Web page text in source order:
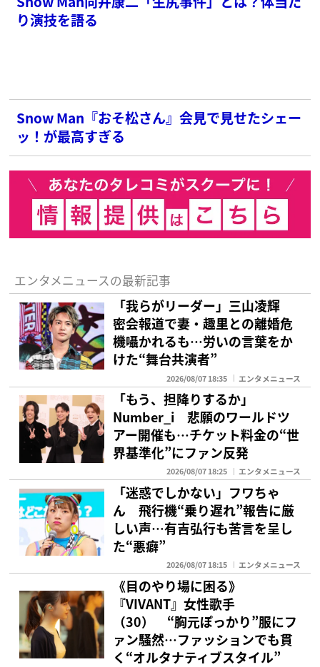
り演技を語る
Snow Man『おそ松さん』会見で見せたシェー
ッ！が最高すぎる
エンタメニュースの最新記事
「我らがリーダー」三山凌輝
密会報道で妻・趣里との離婚危
機囁かれるも…労いの言葉をか
けた“舞台共演者”
2026/08/07 18:35 エンタメニュース
「もう、担降りするか」
Number_i 悲願のワールドツ
アー開催も…チケット料金の“世
界基準化”にファン反発
2026/08/07 18:25 エンタメニュース
「迷惑でしかない」フワちゃ
ん 飛行機“乗り遅れ”報告に厳
しい声…有吉弘行も苦言を呈し
た“悪癖”
2026/08/07 18:15 エンタメニュース
《目のやり場に困る》
『VIVANT』女性歌手
（30） “胸元ぽっかり”服にフ
ァン騒然…ファッションでも貫
く“オルタナティブスタイル”